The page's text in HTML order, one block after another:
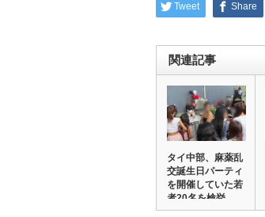
Tweet Share
関連記事
タイ中部、麻薬乱
交誕生日パーティ
を開催していた若
者20名を検挙。…